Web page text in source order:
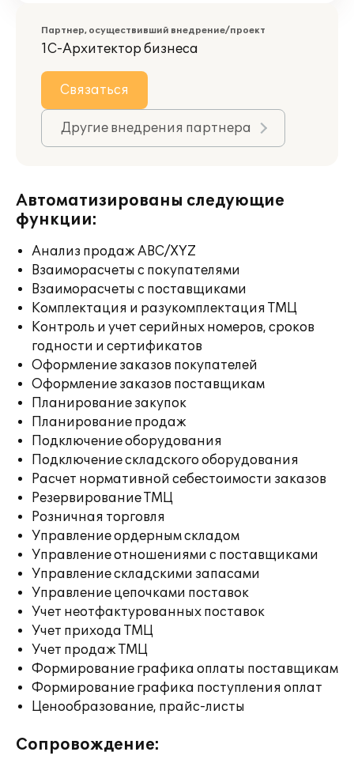
Партнер, осуществивший внедрение/проект
1С-Архитектор бизнеса
Связаться
Другие внедрения партнера
Автоматизированы следующие
функции:
Анализ продаж ABC/XYZ
Взаиморасчеты с покупателями
Взаиморасчеты с поставщиками
Комплектация и разукомплектация ТМЦ
Контроль и учет серийных номеров, сроков
годности и сертификатов
Оформление заказов покупателей
Оформление заказов поставщикам
Планирование закупок
Планирование продаж
Подключение оборудования
Подключение складского оборудования
Расчет нормативной себестоимости заказов
Резервирование ТМЦ
Розничная торговля
Управление ордерным складом
Управление отношениями с поставщиками
Управление складскими запасами
Управление цепочками поставок
Учет неотфактурованных поставок
Учет прихода ТМЦ
Учет продаж ТМЦ
Формирование графика оплаты поставщикам
Формирование графика поступления оплат
Ценообразование, прайс-листы
Сопровождение: